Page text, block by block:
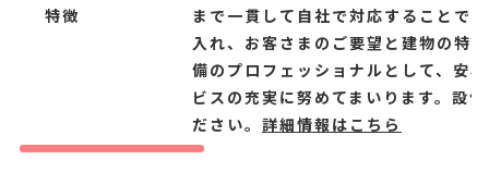
特徴
まで一貫して自社で対応することで
入れ、お客さまのご要望と建物の特
備のプロフェッショナルとして、安
ビスの充実に努めてまいります。設
ださい。 詳細情報はこちら